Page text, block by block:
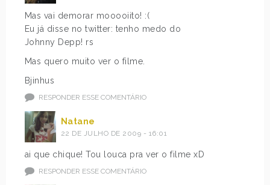
Mas vai demorar mooooiito! :(
Eu já disse no twitter: tenho medo do
Johnny Depp! rs
Mas quero muito ver o filme.
Bjinhus
RESPONDER ESSE COMENTÁRIO
Natane
22 DE JULHO DE 2009 - 16:01
ai que chique! Tou louca pra ver o filme xD
RESPONDER ESSE COMENTÁRIO